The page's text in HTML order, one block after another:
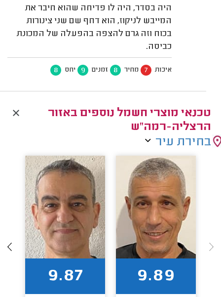
היה בסדר, היה לו פדיחה שהוא חיבר את
המייבש לניקוז, הוא דחף שם שני צינורות
בכוח וזה גרם להצפה בהפעלה של המכונת
כביסה.
איכות 7 מחיר 8 זמנים 9 יחס 8
טכנאי מוצרי חשמל נוספים באזור
הרצליה-רמה"ש
בחירת עיר
9.89
9.87